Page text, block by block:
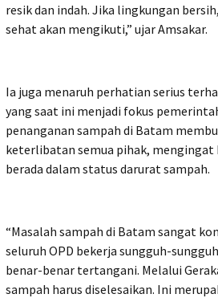
resik dan indah. Jika lingkungan
sehat akan mengikuti,” ujar Amsakar.
Ia juga menaruh perhatian serius
yang saat ini menjadi fokus
penanganan sampah di Batam
keterlibatan semua pihak, mengingat
berada dalam status darurat sampah.
“Masalah sampah di Batam sangat
seluruh OPD bekerja sungguh-
benar-benar tertangani. Melalui
sampah harus diselesaikan. Ini